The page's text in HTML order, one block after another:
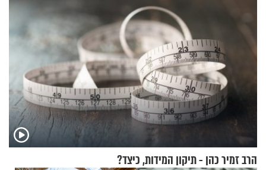
הרב זמיר כהן - תיקון המידות, כיצד?